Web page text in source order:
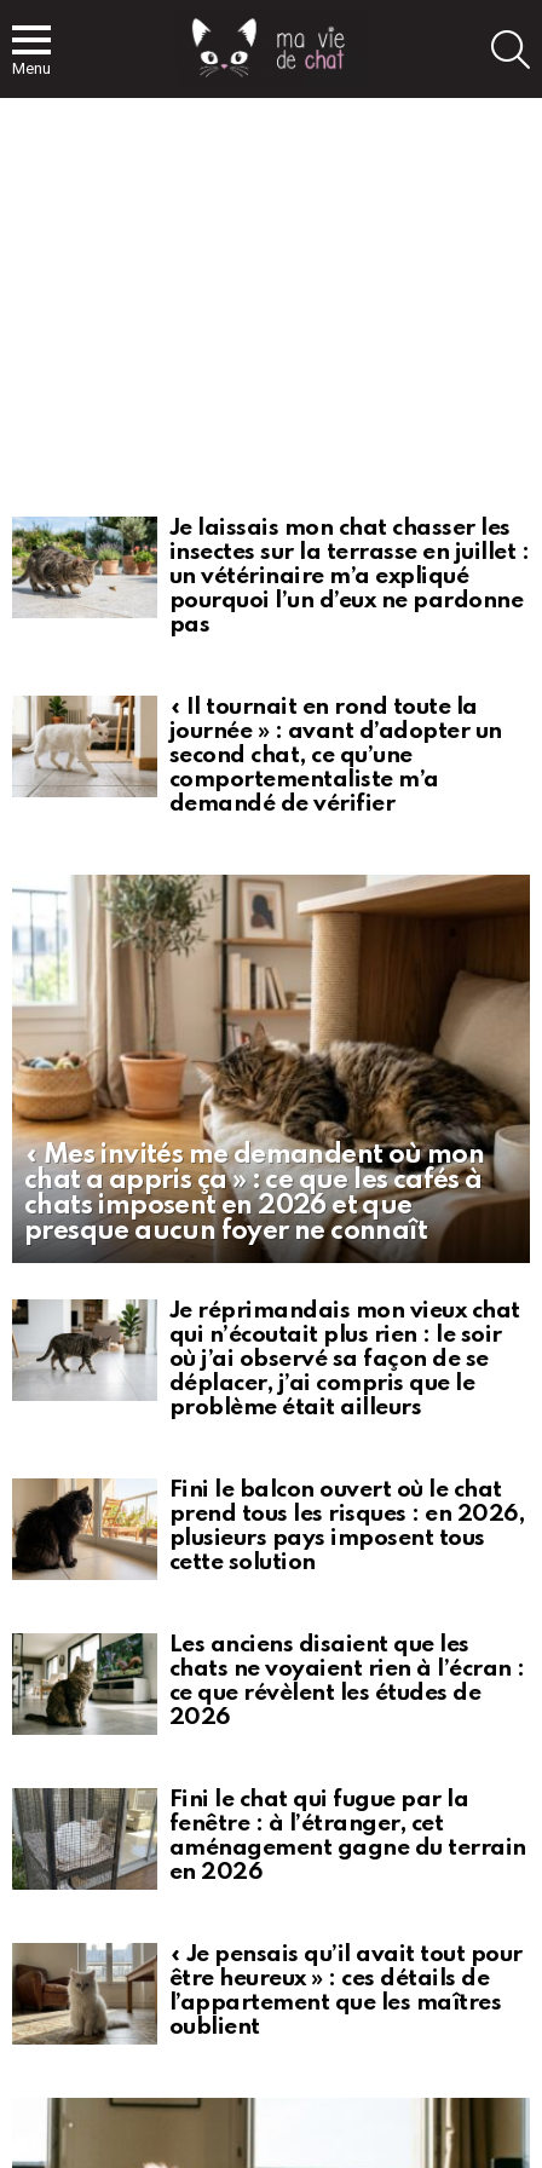
Menu
Je laissais mon chat chasser les
insectes sur la terrasse en juillet :
un vétérinaire m’a expliqué
pourquoi l’un d’eux ne pardonne
pas
« Il tournait en rond toute la
journée » : avant d’adopter un
second chat, ce qu’une
comportementaliste m’a
demandé de vérifier
« Mes invités me demandent où mon
chat a appris ça » : ce que les cafés à
chats imposent en 2026 et que
presque aucun foyer ne connaît
Je réprimandais mon vieux chat
qui n’écoutait plus rien : le soir
où j’ai observé sa façon de se
déplacer, j’ai compris que le
problème était ailleurs
Fini le balcon ouvert où le chat
prend tous les risques : en 2026,
plusieurs pays imposent tous
cette solution
Les anciens disaient que les
chats ne voyaient rien à l’écran :
ce que révèlent les études de
2026
Fini le chat qui fugue par la
fenêtre : à l’étranger, cet
aménagement gagne du terrain
en 2026
« Je pensais qu’il avait tout pour
être heureux » : ces détails de
l’appartement que les maîtres
oublient